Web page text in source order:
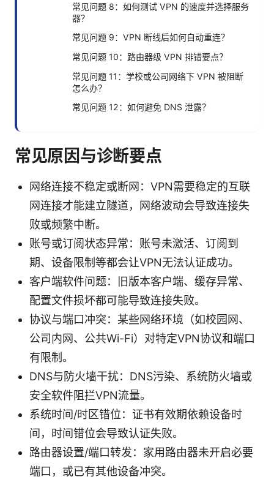
常见问题 8：如何测试 VPN 的速度并选择服务
器？
常见问题 9：VPN 断线后如何自动重连？
常见问题 10：路由器级 VPN 排错要点？
常见问题 11：学校或公司网络下 VPN 被阻断
怎么办？
常见问题 12：如何避免 DNS 泄露？
常见原因与诊断要点
网络连接不稳定或断网：VPN需要稳定的互联
网连接才能建立隧道，网络波动会导致连接失
败或频繁中断。
账号或订阅状态异常：账号未激活、订阅到
期、设备限制等都会让VPN无法认证成功。
客户端软件问题：旧版本客户端、缓存异常、
配置文件损坏都可能导致连接失败。
协议与端口冲突：某些网络环境（如校园网、
公司内网、公共Wi-Fi）对特定VPN协议和端口
有限制。
DNS与防火墙干扰：DNS污染、系统防火墙或
安全软件阻拦VPN流量。
系统时间/时区错位：证书有效期依赖设备时
间，时间错位会导致认证失败。
路由器设置/端口转发：家用路由器未开启必要
端口，或已有其他设备冲突。